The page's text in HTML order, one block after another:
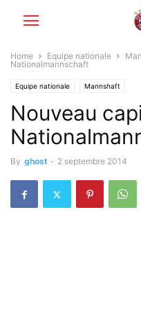
Home Equipe nationale
Nationalmannschaft
Equipe nationale Mannshaft
Nouveau
By ghost - 2 septembre 2014